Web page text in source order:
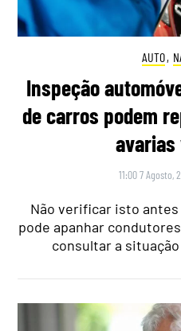
AUTO,
Inspeção
de carros podem
11:00 7 Agosto,
Não verificar isto
pode apanhar
consultar a